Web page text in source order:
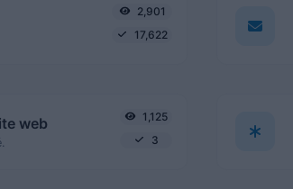
2,901
17,622
web
1,125
3